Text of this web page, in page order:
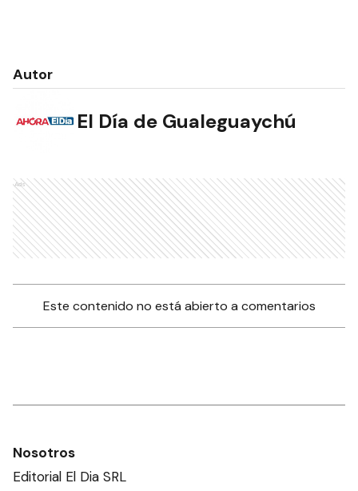
Autor
El Día de Gualeguaychú
Ads
Este contenido no está abierto a comentarios
Nosotros
Editorial El Dia SRL